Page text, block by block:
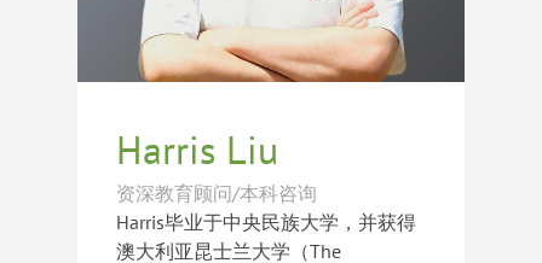
学、杜克大学、约翰霍普金斯大学、
西北大学、康奈尔大学、加州大学伯
克利分校、加州大学洛杉矶分校、南
学教堂山分校及布林莫尔学院等世界
顶尖学府录取。
Harris Liu
资深教育顾问/本科咨询
Harris毕业于中央民族大学，并获得
澳大利亚昆士兰大学（The